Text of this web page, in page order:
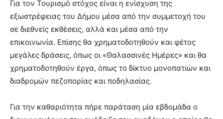
Για τον Τουρισμό στόχος είναι η ενίσχυση της
εξωστρέφειας του Δήμου μέσα από την συμμετοχή του
σε διεθνείς εκθέσεις, αλλά και μέσα από την
επικοινωνία. Επίσης θα χρηματοδοτηθούν και φέτος
μεγάλες δράσεις, όπως οι «Θαλασσινές Ημέρες» και θα
χρηματοδοτηθούν έργα, όπως το δίκτυο μονοπατιών και
διαδρομών πεζοπορίας και ποδηλασίας.
Για την καθαριότητα πήρε παράταση μία εβδομάδα ο